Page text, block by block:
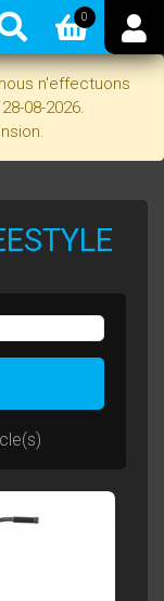
n'effectuons
08-2026.
0